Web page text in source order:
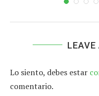
Lo siento, debes estar
comentario.